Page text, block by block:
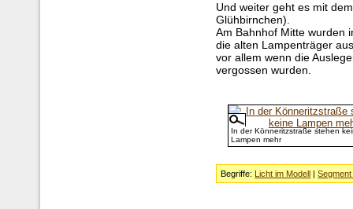
Und weiter geht es mit
Glühbirnchen).
Am Bahnhof Mitte wurden
die alten Lampenträger
vor allem wenn die
vergossen wurden.
In der Könneritzstraße stehen
Lampen mehr
Begriffe: Licht im Modell |